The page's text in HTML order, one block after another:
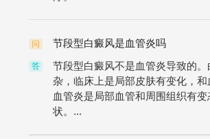
问 节段型白癜风是血管炎吗
答
节段型白癜风不是血管炎导致的。
杂，临床上是局部皮肤有变化，和
血管炎是局部血管和周围组织有
状。...